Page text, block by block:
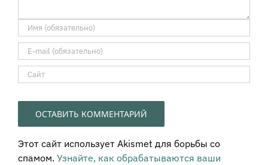
Этот сайт использует Akismet для борьбы со
спамом. Узнайте, как обрабатываются ваши